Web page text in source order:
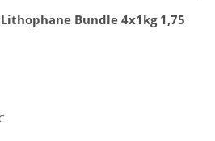
Lithophane Bundle 4x1kg 1,75